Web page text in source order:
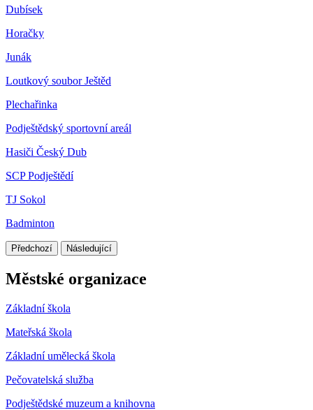
Dubísek
Horačky
Junák
Loutkový soubor Ještěd
Plechařinka
Podještědský sportovní areál
Hasiči Český Dub
SCP Podještědí
TJ Sokol
Badminton
Předchozí Následující
Městské organizace
Základní škola
Mateřská škola
Základní umělecká škola
Pečovatelská služba
Podještědské muzeum a knihovna